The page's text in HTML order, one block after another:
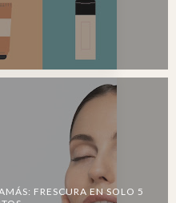
FRESCURA EN SOLO 5